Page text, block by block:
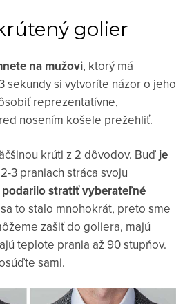
golier
na mužovi, ktorý má
sekundy si vytvoríte názor o jeho
reprezentatívne,
nosením košele prežehliť.
krúti z 2 dôvodov. Buďje
3 praniach stráca svoju
podarilo stratiť vyberateľné
to stalo mnohokrát, preto sme
zašiť do goliera, majú
teplote prania až 90 stupňov.
sami.